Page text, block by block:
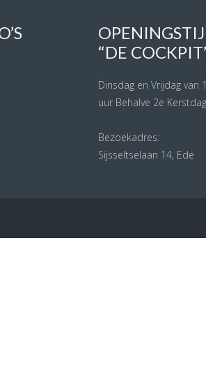
“DE
Dinsdag en Vrijdag van
uur Behalve 2e
Bezoekadres:
Sijsseltselaan 14, Ede